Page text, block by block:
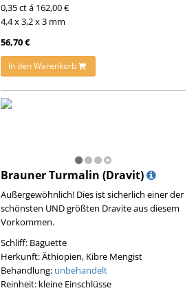
0,35 ct á 162,00 €
4,4 x 3,2 x 3 mm
56,70 €
In den Warenkorb
Brauner Turmalin (Dravit)
Außergewöhnlich! Dies ist sicherlich einer der
schönsten UND größten Dravite aus diesem
Vorkommen.
Schliff: Baguette
Herkunft: Äthiopien, Kibre Mengist
Behandlung: unbehandelt
Reinheit: kleine Einschlüsse